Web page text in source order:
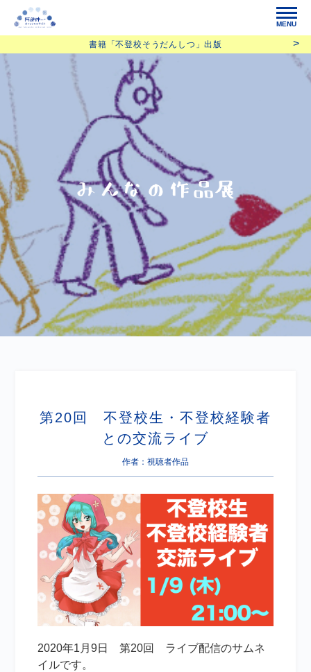
MENU
書籍「不登校そうだんしつ」出版
第20回 不登校生・不登校経験者
との交流ライブ
作者：視聴者作品
2020年1月9日 第20回 ライブ配信のサムネ
イルです。